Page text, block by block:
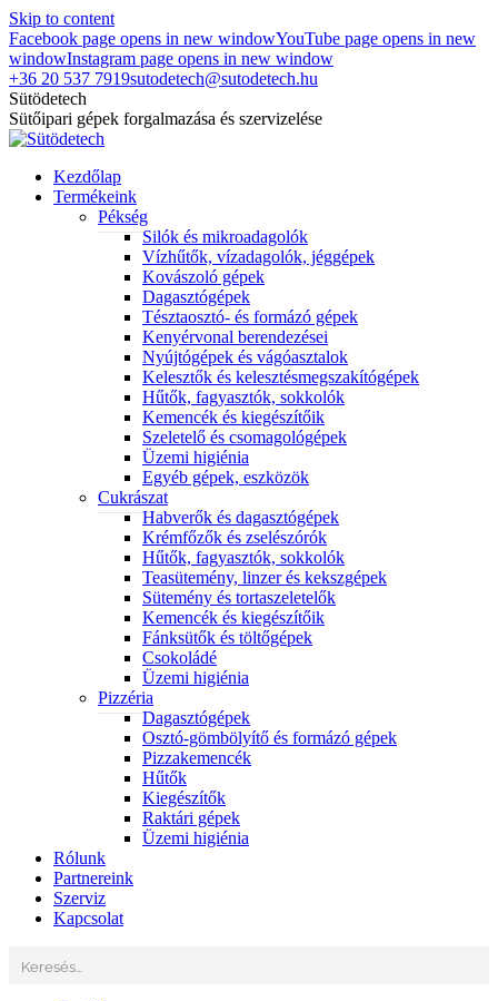
Skip to content
Facebook page opens in new windowYouTube page opens in new
windowInstagram page opens in new window
+36 20 537 7919sutodetech@sutodetech.hu
Sütödetech
Sütőipari gépek forgalmazása és szervizelése
Kezdőlap
Termékeink
Pékség
Silók és mikroadagolók
Vízhűtők, vízadagolók, jéggépek
Kovászoló gépek
Dagasztógépek
Tésztaosztó- és formázó gépek
Kenyérvonal berendezései
Nyújtógépek és vágóasztalok
Kelesztők és kelesztésmegszakítógépek
Hűtők, fagyasztók, sokkolók
Kemencék és kiegészítőik
Szeletelő és csomagológépek
Üzemi higiénia
Egyéb gépek, eszközök
Cukrászat
Habverők és dagasztógépek
Krémfőzők és zselészórók
Hűtők, fagyasztók, sokkolók
Teasütemény, linzer és kekszgépek
Sütemény és tortaszeletelők
Kemencék és kiegészítőik
Fánksütők és töltőgépek
Csokoládé
Üzemi higiénia
Pizzéria
Dagasztógépek
Osztó-gömbölyítő és formázó gépek
Pizzakemencék
Hűtők
Kiegészítők
Raktári gépek
Üzemi higiénia
Rólunk
Partnereink
Szerviz
Kapcsolat